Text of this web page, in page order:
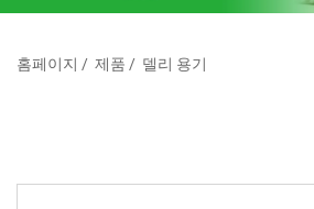
홈페이지 / 제품 / 델리 용기